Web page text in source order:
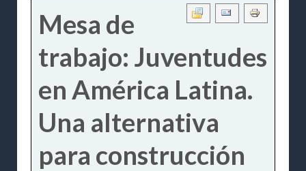
Mesa de
trabajo: Juventudes
en América Latina.
Una alternativa
para construcción